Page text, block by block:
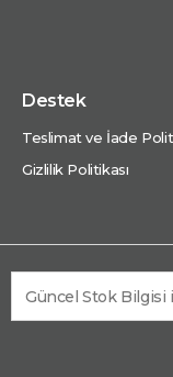
Destek
Teslimat ve İade
Gizlilik Politikası